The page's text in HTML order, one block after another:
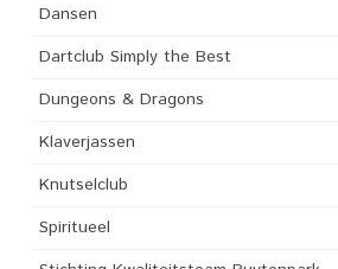
Dansen
Dartclub Simply the Best
Dungeons & Dragons
Klaverjassen
Knutselclub
Spiritueel